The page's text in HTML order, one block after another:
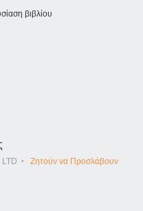
βιβλίου
Ζητούν να Προσλάβουν